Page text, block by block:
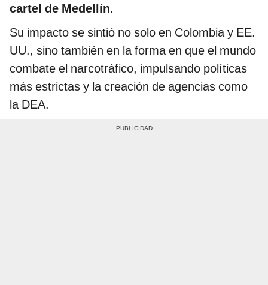
cartel de Medellín.
Su impacto se sintió no solo en Colombia y EE.
UU., sino también en la forma en que el mundo
combate el narcotráfico, impulsando políticas
más estrictas y la creación de agencias como
la DEA.